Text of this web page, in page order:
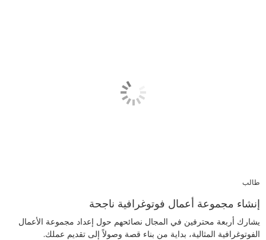
طالب
إنشاء مجموعة أعمال فوتوغرافية ناجحة
يشارك أربعة محترفين في المجال نصائحهم حول إعداد مجموعة الأعمال
الفوتوغرافية المثالية، بداية من بناء قصة وصولاً إلى تقديم عملك.